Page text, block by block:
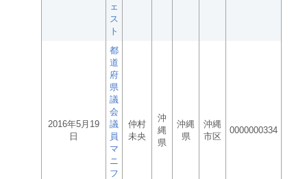
ェ
ス
ト
2016年5月19
日
都
道
府
県
議
会
議
員
マ
ニ
フ
仲村
未央
沖
縄
県
沖縄
県
沖縄
市区
0000000334